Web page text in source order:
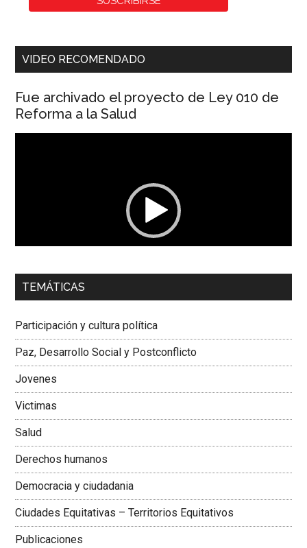
VIDEO RECOMENDADO
Fue archivado el proyecto de Ley 010 de
Reforma a la Salud
00:00 01:04
Colombiana
TEMÁTICAS
Participación y cultura política
Paz, Desarrollo Social y Postconflicto
Jovenes
Victimas
Salud
Derechos humanos
Democracia y ciudadania
Ciudades Equitativas – Territorios Equitativos
Publicaciones